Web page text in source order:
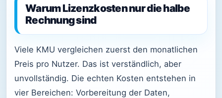
Warum Lizenzkosten nur die halbe
Rechnung sind
Viele KMU vergleichen zuerst den monatlichen
Preis pro Nutzer. Das ist verständlich, aber
unvollständig. Die echten Kosten entstehen in
vier Bereichen: Vorbereitung der Daten,